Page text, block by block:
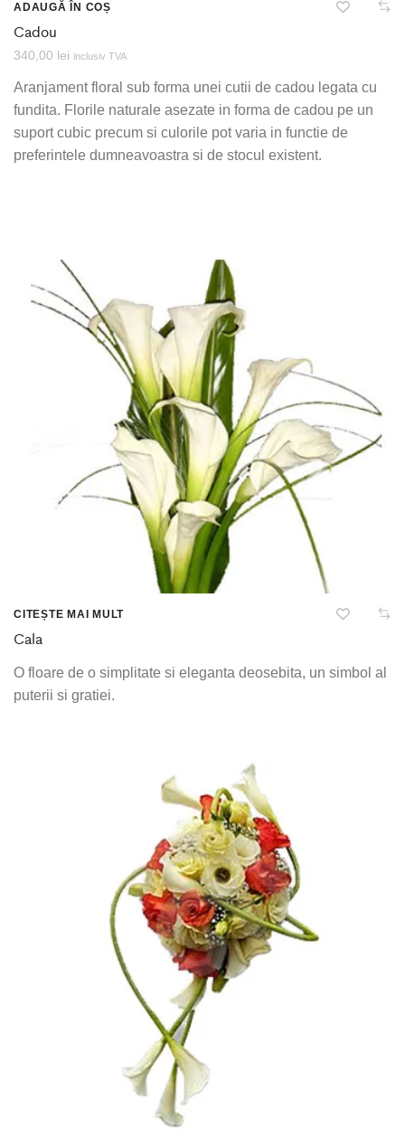
ADAUGĂ ÎN COȘ
Cadou
340,00 lei inclusiv TVA
Aranjament floral sub forma unei cutii de cadou legata cu
fundita. Florile naturale asezate in forma de cadou pe un
suport cubic precum si culorile pot varia in functie de
preferintele dumneavoastra si de stocul existent.
CITEȘTE MAI MULT
Cala
O floare de o simplitate si eleganta deosebita, un simbol al
puterii si gratiei.